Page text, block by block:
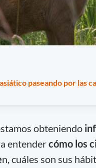
paseando por las
obteniendo
entendercómo los
n, cuáles son sus